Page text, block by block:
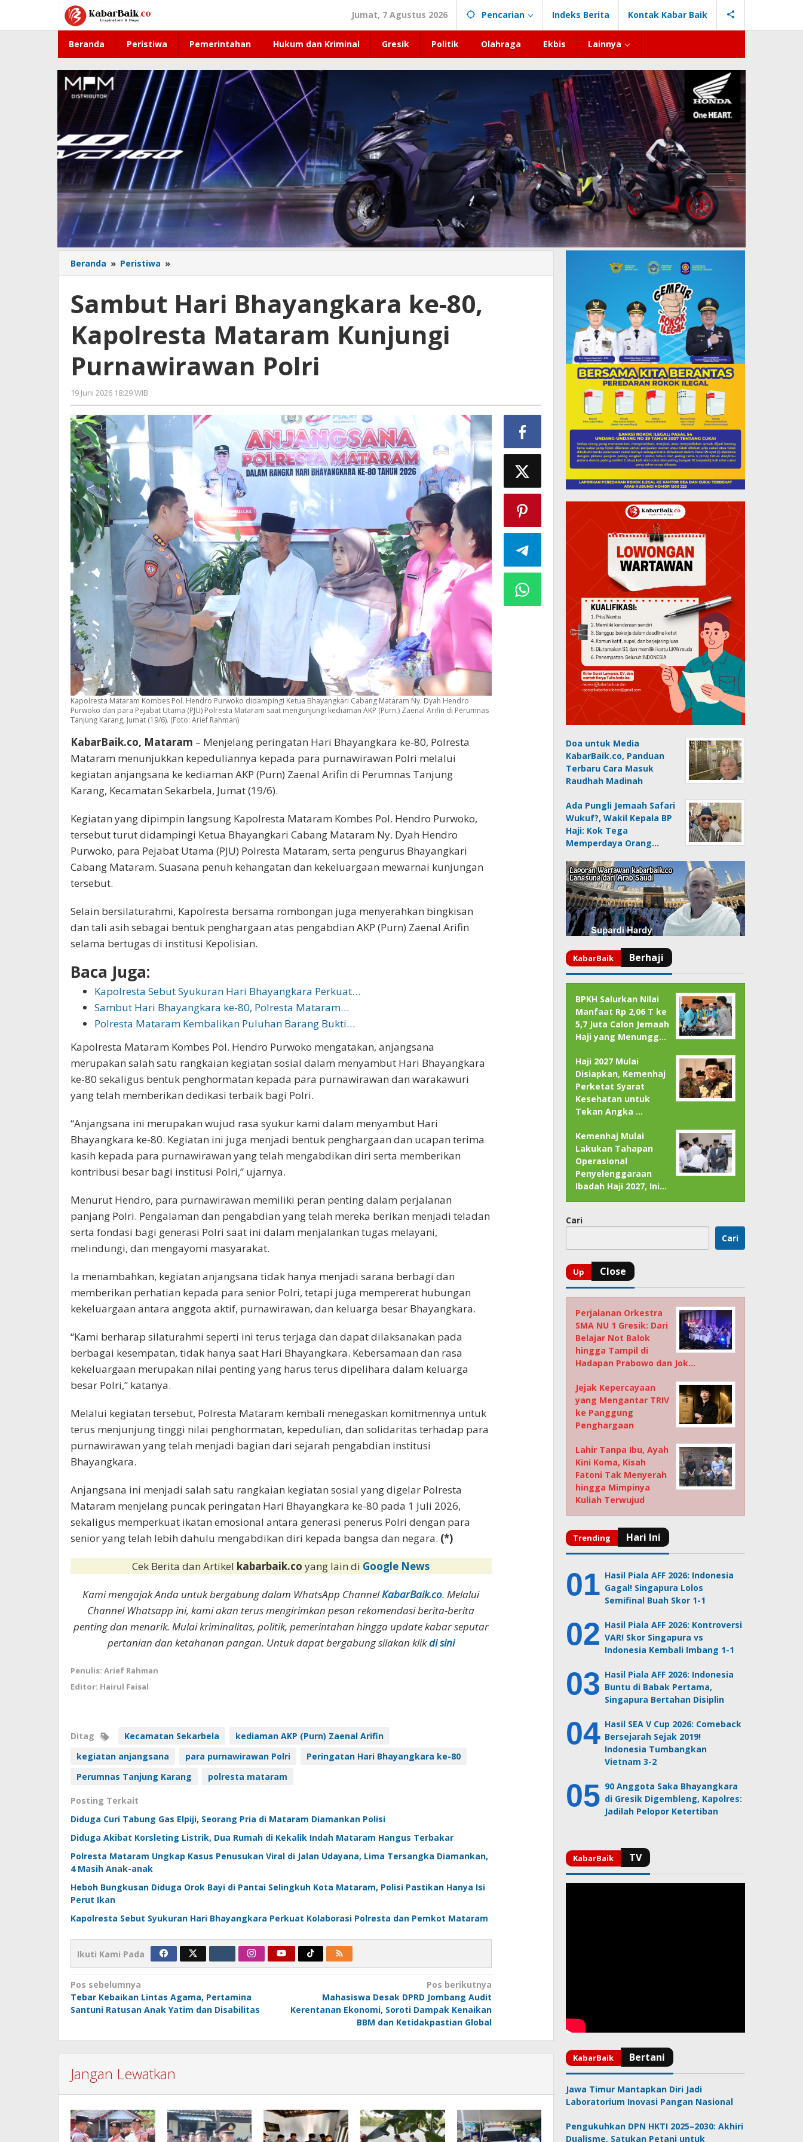
konten
Jumat, 7 Agustus 2026 Pencarian Indeks Berita Kontak Kabar Baik
Beranda Peristiwa Pemerintahan Hukum dan Kriminal Gresik Politik Olahraga Ekbis Lainnya
Beranda » Peristiwa »
Hari
ke-
80,
Kapolresta
Mataram
Purnawirawan
Polri
Sambut Hari Bhayangkara ke-80,
Kapolresta Mataram Kunjungi
Purnawirawan Polri
19 Juni 2026 18:29 WIB
Faisal
Kapolresta Mataram Kombes Pol. Hendro Purwoko didampingi Ketua Bhayangkari Cabang Mataram Ny. Dyah Hendro
Purwoko dan para Pejabat Utama (PJU) Polresta Mataram saat mengunjungi kediaman AKP (Purn.) Zaenal Arifin di Perumnas
Tanjung Karang, Jumat (19/6). (Foto: Arief Rahman)
KabarBaik.co, Mataram – Menjelang peringatan Hari Bhayangkara ke-80, Polresta
Mataram menunjukkan kepeduliannya kepada para purnawirawan Polri melalui
kegiatan anjangsana ke kediaman AKP (Purn) Zaenal Arifin di Perumnas Tanjung
Karang, Kecamatan Sekarbela, Jumat (19/6).
Kegiatan yang dipimpin langsung Kapolresta Mataram Kombes Pol. Hendro Purwoko,
tersebut turut didampingi Ketua Bhayangkari Cabang Mataram Ny. Dyah Hendro
Purwoko, para Pejabat Utama (PJU) Polresta Mataram, serta pengurus Bhayangkari
Cabang Mataram. Suasana penuh kehangatan dan kekeluargaan mewarnai kunjungan
tersebut.
Selain bersilaturahmi, Kapolresta bersama rombongan juga menyerahkan bingkisan
dan tali asih sebagai bentuk penghargaan atas pengabdian AKP (Purn) Zaenal Arifin
selama bertugas di institusi Kepolisian.
Baca Juga:
Kapolresta Sebut Syukuran Hari Bhayangkara Perkuat…
Sambut Hari Bhayangkara ke-80, Polresta Mataram…
Polresta Mataram Kembalikan Puluhan Barang Bukti…
Kapolresta Mataram Kombes Pol. Hendro Purwoko mengatakan, anjangsana
merupakan salah satu rangkaian kegiatan sosial dalam menyambut Hari Bhayangkara
ke-80 sekaligus bentuk penghormatan kepada para purnawirawan dan warakawuri
yang telah memberikan dedikasi terbaik bagi Polri.
“Anjangsana ini merupakan wujud rasa syukur kami dalam menyambut Hari
Bhayangkara ke-80. Kegiatan ini juga menjadi bentuk penghargaan dan ucapan terima
kasih kepada para purnawirawan yang telah mengabdikan diri serta memberikan
kontribusi besar bagi institusi Polri,” ujarnya.
Menurut Hendro, para purnawirawan memiliki peran penting dalam perjalanan
panjang Polri. Pengalaman dan pengabdian yang telah mereka berikan menjadi teladan
serta fondasi bagi generasi Polri saat ini dalam menjalankan tugas melayani,
melindungi, dan mengayomi masyarakat.
Ia menambahkan, kegiatan anjangsana tidak hanya menjadi sarana berbagi dan
memberikan perhatian kepada para senior Polri, tetapi juga mempererat hubungan
kekeluargaan antara anggota aktif, purnawirawan, dan keluarga besar Bhayangkara.
“Kami berharap silaturahmi seperti ini terus terjaga dan dapat dilaksanakan pada
berbagai kesempatan, tidak hanya saat Hari Bhayangkara. Kebersamaan dan rasa
kekeluargaan merupakan nilai penting yang harus terus dipelihara dalam keluarga
besar Polri,” katanya.
Melalui kegiatan tersebut, Polresta Mataram kembali menegaskan komitmennya untuk
terus menjunjung tinggi nilai penghormatan, kepedulian, dan solidaritas terhadap para
purnawirawan yang telah menjadi bagian dari sejarah pengabdian institusi
Bhayangkara.
Anjangsana ini menjadi salah satu rangkaian kegiatan sosial yang digelar Polresta
Mataram menjelang puncak peringatan Hari Bhayangkara ke-80 pada 1 Juli 2026,
sekaligus memperkuat ikatan emosional antara generasi penerus Polri dengan para
senior yang telah lebih dahulu mengabdikan diri kepada bangsa dan negara. (*)
Cek Berita dan Artikel kabarbaik.coyang lain di Google News
Kami mengajak Anda untuk bergabung dalam WhatsApp ChannelKabarBaik.co. Melalui
Channel Whatsapp ini, kami akan terus mengirimkan pesan rekomendasi berita-berita
penting dan menarik. Mulai kriminalitas, politik, pemerintahan hingga update kabar seputar
pertanian dan ketahanan pangan. Untuk dapat bergabung silakan klikdi sini
Penulis: Arief Rahman
Editor: Hairul Faisal
Ditag Kecamatan Sekarbela
kediaman AKP (Purn) Zaenal Arifin
kegiatan anjangsana
para purnawirawan Polri
Peringatan Hari Bhayangkara ke-80
Perumnas Tanjung Karang
polresta mataram
Posting Terkait
Diduga Curi Tabung Gas Elpiji, Seorang Pria di Mataram Diamankan Polisi
Diduga Akibat Korsleting Listrik, Dua Rumah di Kekalik Indah Mataram Hangus Terbakar
Polresta Mataram Ungkap Kasus Penusukan Viral di Jalan Udayana, Lima Tersangka Diamankan,
4 Masih Anak-anak
Heboh Bungkusan Diduga Orok Bayi di Pantai Selingkuh Kota Mataram, Polisi Pastikan Hanya Isi
Perut Ikan
Kapolresta Sebut Syukuran Hari Bhayangkara Perkuat Kolaborasi Polresta dan Pemkot Mataram
Ikuti Kami Pada
Navigasi
pos
Pos sebelumnya
Tebar Kebaikan Lintas Agama, Pertamina
Santuni Ratusan Anak Yatim dan Disabilitas
Pos berikutnya
Mahasiswa Desak DPRD Jombang Audit
Kerentanan Ekonomi, Soroti Dampak Kenaikan
BBM dan Ketidakpastian Global
Jangan Lewatkan
Doa untuk Media
KabarBaik.co, Panduan
Terbaru Cara Masuk
Raudhah Madinah
Ada Pungli Jemaah Safari
Wukuf?, Wakil Kepala BP
Haji: Kok Tega
Memperdaya Orang…
BPKH Salurkan Nilai
Manfaat Rp 2,06 T ke
5,7 Juta Calon Jemaah
Haji yang Menungg…
Haji 2027 Mulai
Disiapkan, Kemenhaj
Perketat Syarat
Kesehatan untuk
Tekan Angka …
Kemenhaj Mulai
Lakukan Tahapan
Operasional
Penyelenggaraan
Ibadah Haji 2027, Ini…
Cari
Cari
Perjalanan Orkestra
SMA NU 1 Gresik: Dari
Belajar Not Balok
hingga Tampil di
Hadapan Prabowo dan Jok…
Jejak Kepercayaan
yang Mengantar TRIV
ke Panggung
Penghargaan
Lahir Tanpa Ibu, Ayah
Kini Koma, Kisah
Fatoni Tak Menyerah
hingga Mimpinya
Kuliah Terwujud
Hasil Piala AFF 2026: Indonesia
Gagal! Singapura Lolos
Semifinal Buah Skor 1-1
Hasil Piala AFF 2026: Kontroversi
VAR! Skor Singapura vs
Indonesia Kembali Imbang 1-1
Hasil Piala AFF 2026: Indonesia
Buntu di Babak Pertama,
Singapura Bertahan Disiplin
Hasil SEA V Cup 2026: Comeback
Bersejarah Sejak 2019!
Indonesia Tumbangkan
Vietnam 3-2
90 Anggota Saka Bhayangkara
di Gresik Digembleng, Kapolres:
Jadilah Pelopor Ketertiban
Jawa Timur Mantapkan Diri Jadi
Laboratorium Inovasi Pangan Nasional
Pengukuhkan DPN HKTI 2025–2030: Akhiri
Dualisme, Satukan Petani untuk